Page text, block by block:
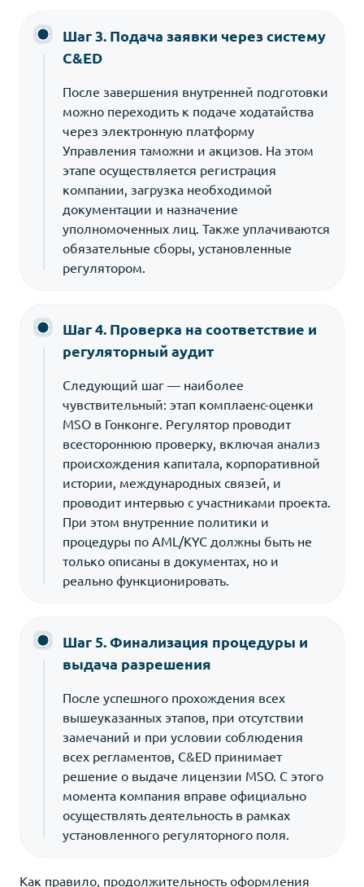
Шаг 3. Подача заявки через систему
C&ED
После завершения внутренней подготовки
можно переходить к подаче ходатайства
через электронную платформу
Управления таможни и акцизов. На этом
этапе осуществляется регистрация
компании, загрузка необходимой
документации и назначение
уполномоченных лиц. Также уплачиваются
обязательные сборы, установленные
регулятором.
Шаг 4. Проверка на соответствие и
регуляторный аудит
Следующий шаг — наиболее
чувствительный: этап комплаенс-оценки
MSO в Гонконге. Регулятор проводит
всестороннюю проверку, включая анализ
происхождения капитала, корпоративной
истории, международных связей, и
проводит интервью с участниками проекта.
При этом внутренние политики и
процедуры по AML/KYC должны быть не
только описаны в документах, но и
реально функционировать.
Шаг 5. Финализация процедуры и
выдача разрешения
После успешного прохождения всех
вышеуказанных этапов, при отсутствии
замечаний и при условии соблюдения
всех регламентов, C&ED принимает
решение о выдаче лицензии MSO. С этого
момента компания вправе официально
осуществлять деятельность в рамках
установленного регуляторного поля.
Как правило, продолжительность оформления